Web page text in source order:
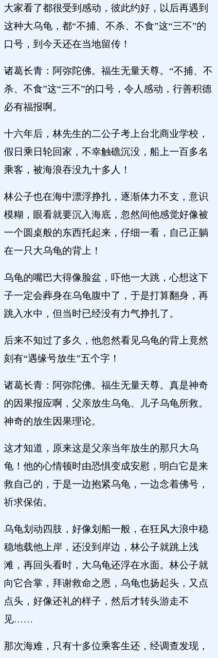
大家看了都很受到感动，彼此约好，以后再遇到
这种大乌龟，都“不捕、不杀、不食”这“三不”的
口号，到今天还在当地留传！
诸葛长青：阿弥陀佛。福生无量天尊。“不捕、不
杀、不食”这“三不”的口号，令人感动，行善积德
必有福报啊。
十六年后，林先生的二公子考上台北商业学校，
假日乘日轮回家，不幸触礁沉没，船上一百多名
乘客，被海浪吞没九十多人！
林公子也在海中漂浮挣扎，逐渐体力不支，意识
模糊，眼看就要沉入海底，忽然间他感觉好像被
一个圆桌般的东西托起来，仔细一看，自己正躺
在一只大乌龟的背上！
乌龟的嘴巴大得像脸盆，吓他一大跳，心想这下
子一定会葬身在乌龟腹中了，于是打算翻身，再
跳入水中，但当时已经没有力气挣扎了。
后来不知过了多久，他忽然看见乌龟的背上竟然
刻有“遇缘号放生”五个字！
诸葛长青：阿弥陀佛。福生无量天尊。真是神奇
的因果报应啊，父亲放生乌龟、儿子乌龟所救。
神奇的放生因果理论。
这才知道，原来这是父亲当年放生的那只大乌
龟！他的心情顿时由恐惧变成安慰，明白它是来
救自己的，于是一边抱紧乌龟，一边念着佛号，
祈求保佑。
乌龟划动四肢，好像划船一般，在狂风大浪中稳
稳地载他上岸，还没到岸边，林公子就跳上浅
滩，再回头看时，大乌龟还浮在水面。林公子就
向它合掌，拜谢救命之恩，乌龟也扬起头，又点
点头，好像还礼的样子，然后才转头游走不
见……
那次海难，只有十多位乘客生还，经调查发现，